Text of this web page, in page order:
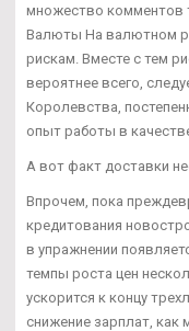
множество комментов
Валюты На валютном
рискам. Вместе с тем
вероятнее всего,
Королевства,
опыт работы в
А вот факт доставки
Впрочем, пока
кредитования
в упражнении
темпы роста цен
ускорится к концу
снижение зарплат, как